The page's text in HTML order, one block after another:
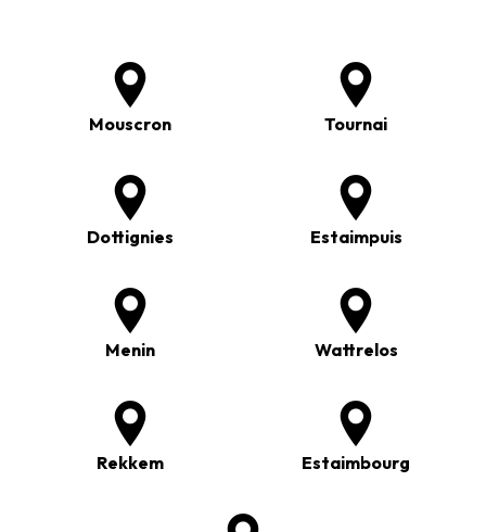
Mouscron Tournai
Dottignies Estaimpuis
Menin Wattrelos
Rekkem Estaimbourg